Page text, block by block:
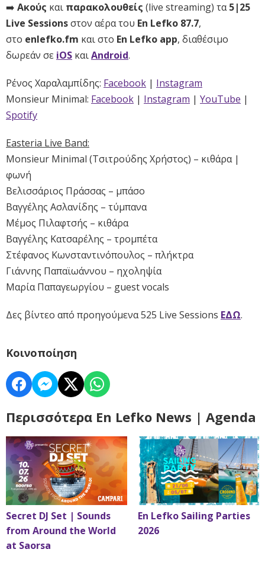
➡️ Ακούς και παρακολουθείς (live streaming) τα5|25
Live Sessionsστον αέρα του En Lefko 87.7,
στο enlefko.fm και στο En Lefko app, διαθέσιμο
δωρεάν σε iOS καιAndroid.
Ρένος Χαραλαμπίδης: Facebook | Instagram
Monsieur Minimal: Facebook | Instagram | YouTube |
Spotify
Easteria Live Band:
Monsieur Minimal (Τσιτρούδης Χρήστος) – κιθάρα |
φωνή
Βελισσάριος Πράσσας – μπάσο
Βαγγέλης Ασλανίδης – τύμπανα
Μέμος Πιλαφτσής – κιθάρα
Βαγγέλης Κατσαρέλης – τρομπέτα
Στέφανος Κωνσταντινόπουλος – πλήκτρα
Γιάννης Παπαϊωάννου – ηχοληψία
Μαρία Παπαγεωργίου – guest vocals
Δες βίντεο από προηγούμενα 525 Live Sessions ΕΔΩ.
Κοινοποίηση
Περισσότερα En Lefko News | Agenda
Secret DJ Set | Sounds
from Around the World
at Saorsa
En Lefko Sailing Parties
2026